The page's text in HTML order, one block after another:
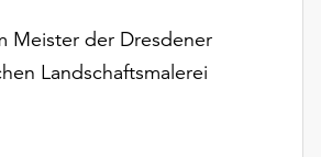
Meister der Dresdener
Landschaftsmalerei